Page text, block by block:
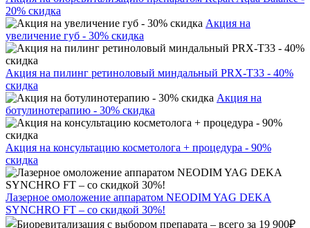
20% скидка
Акция на
увеличение губ - 30% скидка
Акция на пилинг ретиноловый миндальный PRX-T33 - 40%
скидка
Акция на
ботулинотерапию - 30% скидка
Акция на консультацию косметолога + процедура - 90%
скидка
Лазерное омоложение аппаратом NEODIM YAG DEKA
SYNCHRO FT – со скидкой 30%!